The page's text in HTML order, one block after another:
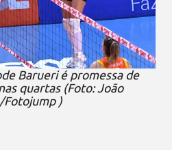
Barueri é promessa de
quartas (Foto: João
Fotojump )